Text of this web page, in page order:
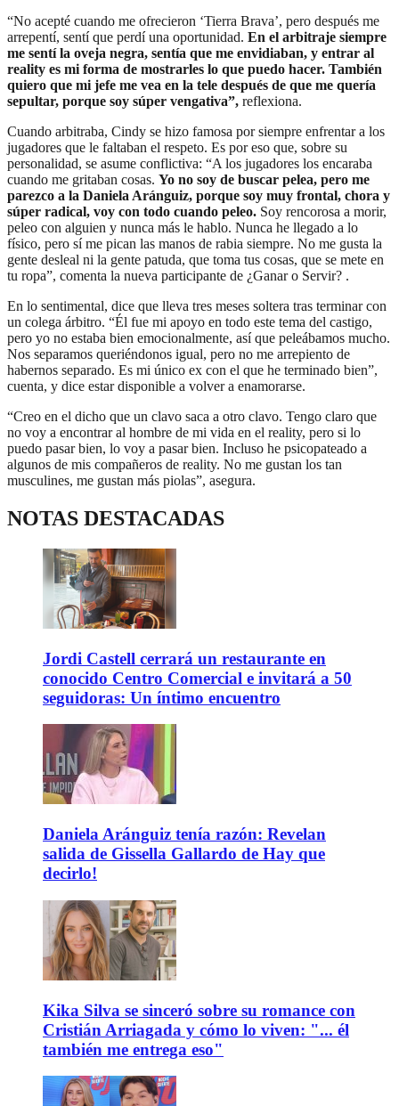
“No acepté cuando me ofrecieron ‘Tierra Brava’, pero después me
arrepentí, sentí que perdí una oportunidad. En el arbitraje siempre
me sentí la oveja negra, sentía que me envidiaban, y entrar al
reality es mi forma de mostrarles lo que puedo hacer. También
quiero que mi jefe me vea en la tele después de que me quería
sepultar, porque soy súper vengativa”, reflexiona.
Cuando arbitraba, Cindy se hizo famosa por siempre enfrentar a los
jugadores que le faltaban el respeto. Es por eso que, sobre su
personalidad, se asume conflictiva: “A los jugadores los encaraba
cuando me gritaban cosas. Yo no soy de buscar pelea, pero me
parezco a la Daniela Aránguiz, porque soy muy frontal, chora y
súper radical, voy con todo cuando peleo. Soy rencorosa a morir,
peleo con alguien y nunca más le hablo. Nunca he llegado a lo
físico, pero sí me pican las manos de rabia siempre. No me gusta la
gente desleal ni la gente patuda, que toma tus cosas, que se mete en
tu ropa”, comenta la nueva participante de ¿Ganar o Servir? .
En lo sentimental, dice que lleva tres meses soltera tras terminar con
un colega árbitro. “Él fue mi apoyo en todo este tema del castigo,
pero yo no estaba bien emocionalmente, así que peleábamos mucho.
Nos separamos queriéndonos igual, pero no me arrepiento de
habernos separado. Es mi único ex con el que he terminado bien”,
cuenta, y dice estar disponible a volver a enamorarse.
“Creo en el dicho que un clavo saca a otro clavo. Tengo claro que
no voy a encontrar al hombre de mi vida en el reality, pero si lo
puedo pasar bien, lo voy a pasar bien. Incluso he psicopateado a
algunos de mis compañeros de reality. No me gustan los tan
musculines, me gustan más piolas”, asegura.
NOTAS DESTACADAS
Jordi Castell cerrará un restaurante en
conocido Centro Comercial e invitará a 50
seguidoras: Un íntimo encuentro
Daniela Aránguiz tenía razón: Revelan
salida de Gissella Gallardo de Hay que
decirlo!
Kika Silva se sinceró sobre su romance con
Cristián Arriagada y cómo lo viven: "... él
también me entrega eso"